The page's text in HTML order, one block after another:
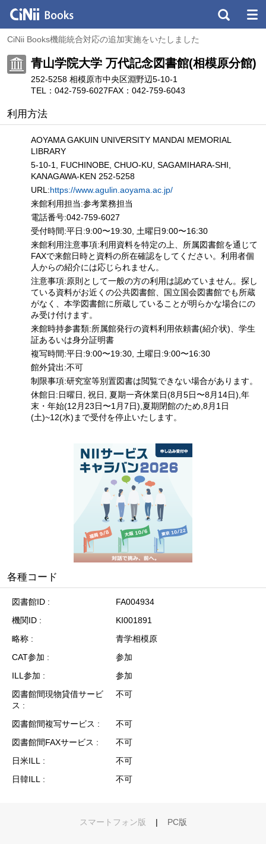
CiNii Books機能統合対応の追加実施をいたしました
青山学院大学 万代記念図書館(相模原分館)
252-5258 相模原市中央区淵野辺5-10-1
TEL：042-759-6027FAX：042-759-6043
利用方法
AOYAMA GAKUIN UNIVERSITY MANDAI MEMORIAL
LIBRARY
5-10-1, FUCHINOBE, CHUO-KU, SAGAMIHARA-SHI,
KANAGAWA-KEN 252-5258
URL:https://www.agulin.aoyama.ac.jp/
来館利用担当:参考業務担当
電話番号:042-759-6027
受付時間:平日:9:00〜19:30, 土曜日9:00〜16:30
来館利用注意事項:利用資料を特定の上、所属図書館を通じて
FAXで来館日時と資料の所在確認をしてください。利用者個
人からの紹介には応じられません。
注意事項:原則として一般の方の利用は認めていません。探し
ている資料がお近くの公共図書館、国立国会図書館でも所蔵
がなく、本学図書館に所蔵していることが明らかな場合にの
み受け付けます。
来館時持参書類:所属館発行の資料利用依頼書(紹介状)、学生
証あるいは身分証明書
複写時間:平日:9:00〜19:30, 土曜日:9:00〜16:30
館外貸出:不可
制限事項:研究室等別置図書は閲覧できない場合があります。
休館日:日曜日, 祝日, 夏期一斉休業日(8月5日〜8月14日),年
末・年始(12月23日〜1月7日),夏期閉館のため,8月1日
(土)~12(水)まで受付を停止いたします。
各種コード
図書館ID
FA004934
機関ID
KI001891
略称
青学相模原
CAT参加
参加
ILL参加
参加
図書館間現物貸借サービ
ス
不可
図書館間複写サービス
不可
図書館間FAXサービス
不可
日米ILL
不可
日韓ILL
不可
スマートフォン版 | PC版